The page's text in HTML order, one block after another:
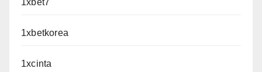
1xbet7
1xbetkorea
1xcinta